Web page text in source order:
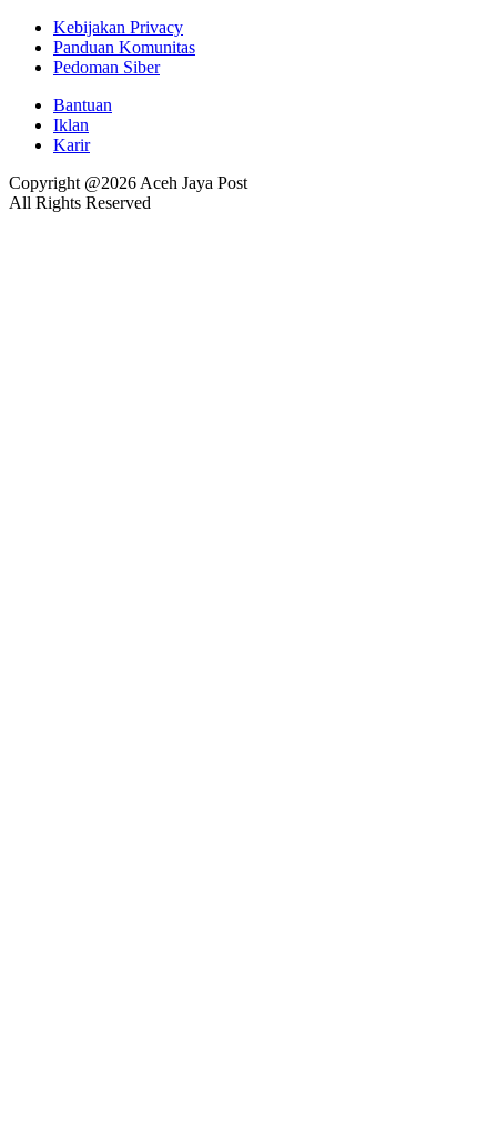
Kebijakan Privacy
Panduan Komunitas
Pedoman Siber
Bantuan
Iklan
Karir
Copyright @2026 Aceh Jaya Post
All Rights Reserved